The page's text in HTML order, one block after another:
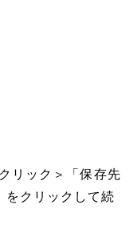
リック＞「保存先
をクリックして続